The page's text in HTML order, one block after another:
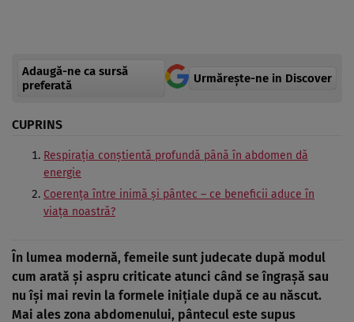
Adaugă-ne ca sursă
preferată
Urmărește-ne in Discover
CUPRINS
Respirația conștientă profundă până în abdomen dă
energie
Coerența între inimă și pântec – ce beneficii aduce în
viața noastră?
În lumea modernă, femeile sunt judecate după modul
cum arată și aspru criticate atunci când se îngrașă sau
nu își mai revin la formele inițiale după ce au născut.
Mai ales zona abdomenului, pântecul este supus